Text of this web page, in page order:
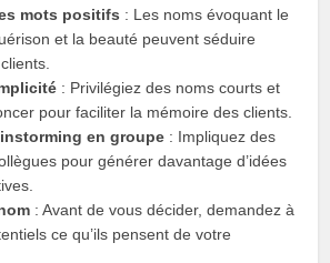
mots positifs : Les noms évoquant le
et la beauté peuvent séduire
: Privilégiez des noms courts et
pour faciliter la mémoire des clients.
en groupe : Impliquez des
pour générer davantage d’idées
: Avant de vous décider, demandez à
ce qu’ils pensent de votre